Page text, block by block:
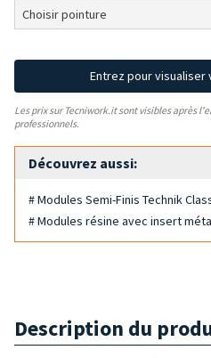
Entrez pour
Les prix sur Tecniwork.it sont visibles après
professionnels.
Découvrez aussi:
# Modules Semi-Finis Technik
# Modules résine avec insert
Description du